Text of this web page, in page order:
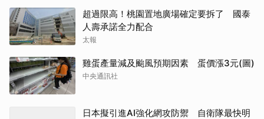
超過限高！桃園置地廣場確定要拆了 國泰
人壽承諾全力配合
太報
雞蛋產量減及颱風預期因素 蛋價漲3元(圖)
中央通訊社
日本擬引進AI強化網攻防禦 自衛隊最快明